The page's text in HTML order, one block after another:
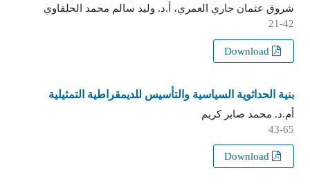
شروق عثمان جاري العمري، أ.د. وليد سالم محمد الحلفاوي
21-42
بنية الحداثوية السياسية والتأسيس للديمقراطية التمثيلية
أم.د. محمد صابر كريم
43-65